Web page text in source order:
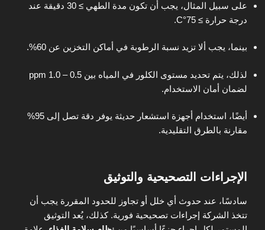
على سبيل المثال، يجب أن تكون مدة الطهي ≥ 30 دقيقة عند
درجة حرارة ≥ 75°C.
بينما، يجب ألا تزيد نسبة الرطوبة في أماكن التخزين عن 60%.
لذلك، يتم تحديد مستوى الكلور في المياه بين 0.5 – 1.0 ppm
لضمان أمان الاستخدام.
أيضًا، استخدام أجهزة استشعار حديثة يوفر دقة تصل إلى 95%
مقارنة بالطرق التقليدية.
الإجراءات التصحيحية والتوثيق
سادسًا، عند حدوث أي خلل أو تجاوز للحدود المقررة يجب أن
تتخذ الشركة إجراءات تصحيحية فورية. كذلك، يُعد التوثيق